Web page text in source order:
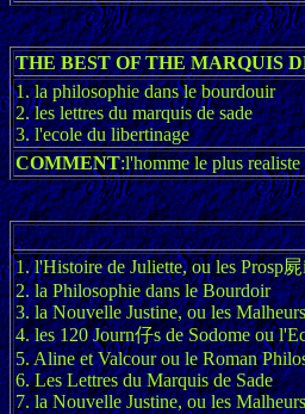
THE BEST OF THE MARQUIS
1. la philosophie dans le bourdouir
2. les lettres du marquis de sade
3. l'ecole du libertinage
COMMENT:l'homme le plus
1. l'Histoire de Juliette, ou les Prosp
2. la Philosophie dans le Bourdoir
3. la Nouvelle Justine, ou les
4. les 120 Journ仔s de Sodome ou
5. Aline et Valcour ou le Roman
6. Les Lettres du Marquis de Sade
7. la Nouvelle Justine, ou les